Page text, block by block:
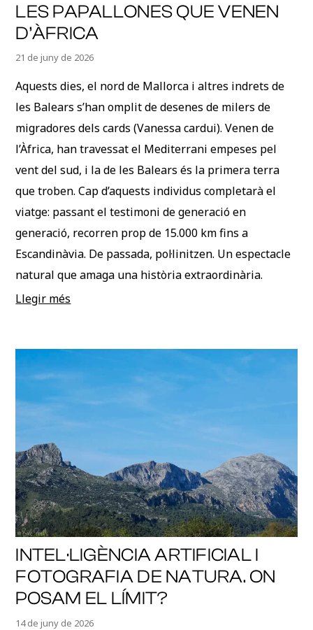
LES PAPALLONES QUE VENEN
D’ÀFRICA
21 de juny de 2026
Aquests dies, el nord de Mallorca i altres indrets de
les Balears s’han omplit de desenes de milers de
migradores dels cards (Vanessa cardui). Venen de
l’Àfrica, han travessat el Mediterrani empeses pel
vent del sud, i la de les Balears és la primera terra
que troben. Cap d’aquests individus completarà el
viatge: passant el testimoni de generació en
generació, recorren prop de 15.000 km fins a
Escandinàvia. De passada, pol·linitzen. Un espectacle
natural que amaga una història extraordinària.
Llegir més
INTEL·LIGÈNCIA ARTIFICIAL I
FOTOGRAFIA DE NATURA. ON
POSAM EL LÍMIT?
14 de juny de 2026